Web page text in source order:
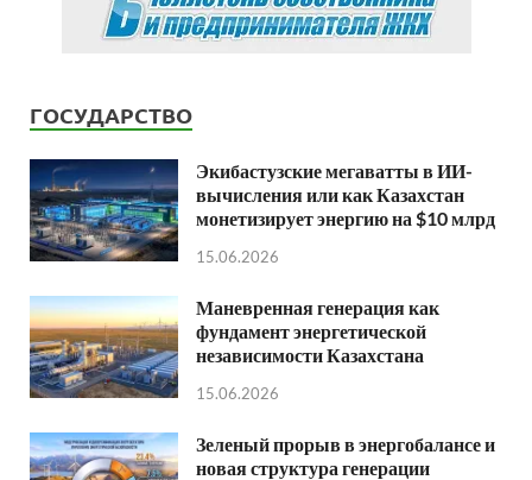
ГОСУДАРСТВО
Экибастузские мегаватты в ИИ-
вычисления или как Казахстан
монетизирует энергию на $10 млрд
15.06.2026
Маневренная генерация как
фундамент энергетической
независимости Казахстана
15.06.2026
Зеленый прорыв в энергобалансе и
новая структура генерации